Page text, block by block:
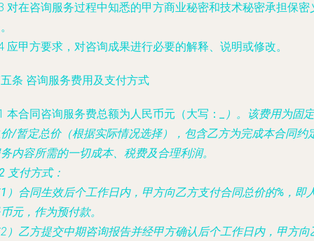
对在咨询服务过程中知悉的甲方商业秘密和技术秘密承担保密
应甲方要求，对咨询成果进行必要的解释、说明或修改。
条 咨询服务费用及支付方式
本合同咨询服务费总额为人民币元（大写：
_）。该费用为固定
/暂定总价（根据实际情况选择），包含乙方为完成本合同约
内容所需的一切成本、税费及合理利润。
支付方式：
）合同生效后个工作日内，甲方向乙方支付合同总价的%，即
元，作为预付款。
）乙方提交中期咨询报告并经甲方确认后个工作日内，甲方向